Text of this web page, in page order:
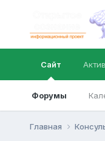
Сайт
Форумы
Главная